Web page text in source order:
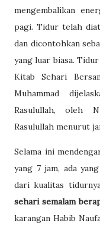
mengembalikan
pagi. Tidur telah
dan dicontohkan
yang luar biasa.
Kitab Sehari
Muhammad
Rasulullah, oleh
Rasulullah menurut
Selama ini
yang 7 jam, ada
dari kualitas
sehari semalam
karangan Habib